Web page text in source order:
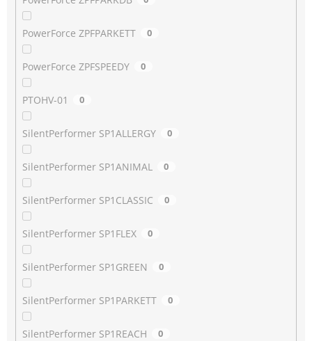
PowerForce ZPFPARKETT 0
PowerForce ZPFSPEEDY 0
PTOHV-01 0
SilentPerformer SP1ALLERGY 0
SilentPerformer SP1ANIMAL 0
SilentPerformer SP1CLASSIC 0
SilentPerformer SP1FLEX 0
SilentPerformer SP1GREEN 0
SilentPerformer SP1PARKETT 0
SilentPerformer SP1REACH 0